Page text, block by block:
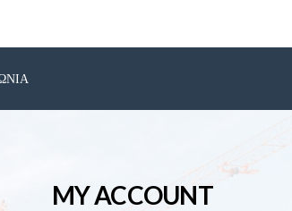
MY ACCOUNT